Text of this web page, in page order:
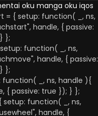
oku manga oku iqos
= { setup: function( _, ns,
handle, { passive:
};
function( _, ns,
handle, { passive:
};
function( _, ns, handle ){
{ passive: true }); } };
setup: function( _, ns,
handle, {